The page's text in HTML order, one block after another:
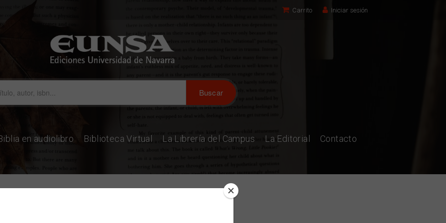
Carrito Iniciar sesión
en audiolibro Biblioteca Virtual La Librería del Campus La Editorial Contacto